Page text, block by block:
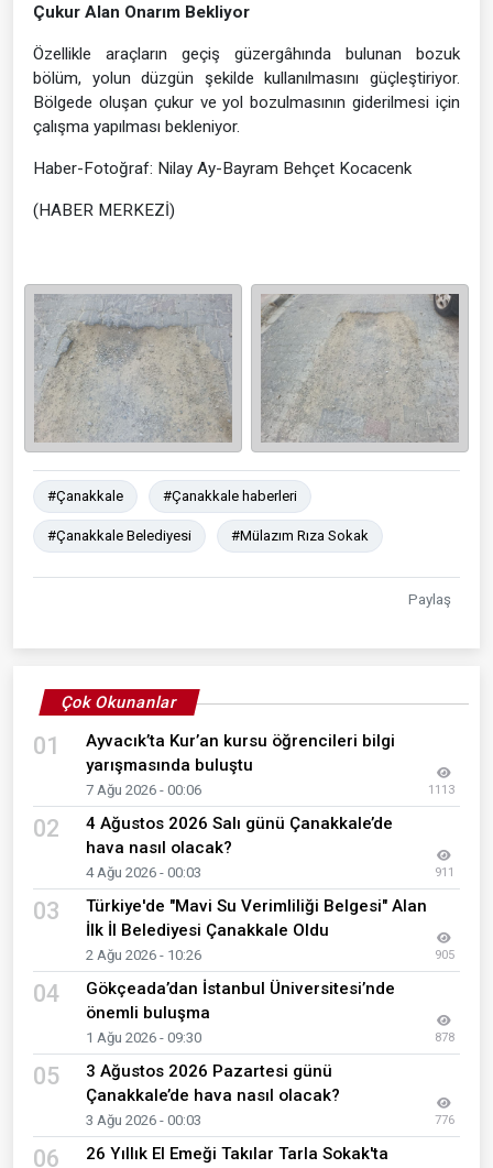
Çukur Alan Onarım Bekliyor
Özellikle araçların geçiş güzergâhında bulunan bozuk
bölüm, yolun düzgün şekilde kullanılmasını güçleştiriyor.
Bölgede oluşan çukur ve yol bozulmasının giderilmesi için
çalışma yapılması bekleniyor.
Haber-Fotoğraf: Nilay Ay-Bayram Behçet Kocacenk
(HABER MERKEZİ)
#Çanakkale #Çanakkale haberleri
#Çanakkale Belediyesi #Mülazım Rıza Sokak
Paylaş
Çok Okunanlar
01
Ayvacık’ta Kur’an kursu öğrencileri bilgi
yarışmasında buluştu
7 Ağu 2026 - 00:06 1113
02
4 Ağustos 2026 Salı günü Çanakkale’de
hava nasıl olacak?
4 Ağu 2026 - 00:03 911
03
Türkiye'de "Mavi Su Verimliliği Belgesi" Alan
İlk İl Belediyesi Çanakkale Oldu
2 Ağu 2026 - 10:26 905
04
Gökçeada’dan İstanbul Üniversitesi’nde
önemli buluşma
1 Ağu 2026 - 09:30 878
05
3 Ağustos 2026 Pazartesi günü
Çanakkale’de hava nasıl olacak?
3 Ağu 2026 - 00:03 776
06 26 Yıllık El Emeği Takılar Tarla Sokak'ta